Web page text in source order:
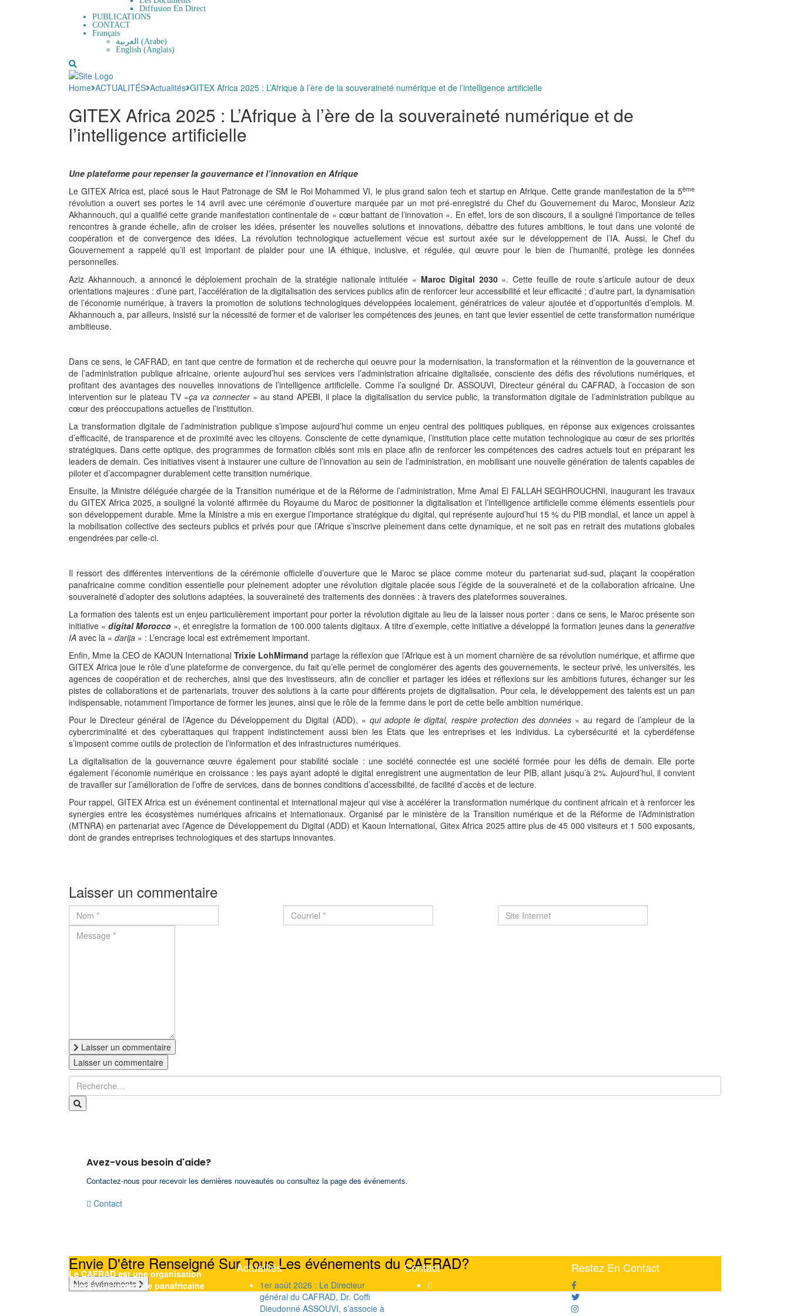
Diffusion En Direct
PUBLICATIONS
CONTACT
Français
العربية (Arabe)
English (Anglais)
Home ACTUALITÉS Actualités GITEX Africa 2025 : L’Afrique à l’ère de la souveraineté numérique et de l’intelligence artificielle
GITEX Africa 2025 : L’Afrique à l’ère de la souveraineté numérique et de
l’intelligence artificielle
Une plateforme pour repenser la gouvernance et l’innovation en Afrique
Le GITEX Africa est, placé sous le Haut Patronage de SM le Roi Mohammed VI, le plus grand salon tech et startup en Afrique. Cette grande manifestation de la 5ème
révolution a ouvert ses portes le 14 avril avec une cérémonie d’ouverture marquée par un mot pré-enregistré du Chef du Gouvernement du Maroc, Monsieur Aziz
Akhannouch, qui a qualifié cette grande manifestation continentale de « cœur battant de l’innovation ». En effet, lors de son discours, il a souligné l’importance de telles
rencontres à grande échelle, afin de croiser les idées, présenter les nouvelles solutions et innovations, débattre des futures ambitions, le tout dans une volonté de
coopération et de convergence des idées. La révolution technologique actuellement vécue est surtout axée sur le développement de l’IA. Aussi, le Chef du
Gouvernement a rappelé qu’il est important de plaider pour une IA éthique, inclusive, et régulée, qui œuvre pour le bien de l’humanité, protège les données
personnelles.
Aziz Akhannouch, a annoncé le déploiement prochain de la stratégie nationale intitulée « Maroc Digital 2030». Cette feuille de route s’articule autour de deux
orientations majeures : d’une part, l’accélération de la digitalisation des services publics afin de renforcer leur accessibilité et leur efficacité ; d’autre part, la dynamisation
de l’économie numérique, à travers la promotion de solutions technologiques développées localement, génératrices de valeur ajoutée et d’opportunités d’emplois. M.
Akhannouch a, par ailleurs, insisté sur la nécessité de former et de valoriser les compétences des jeunes, en tant que levier essentiel de cette transformation numérique
ambitieuse.
Dans ce sens, le CAFRAD, en tant que centre de formation et de recherche qui oeuvre pour la modernisation, la transformation et la réinvention de la gouvernance et
de l’administration publique africaine, oriente aujourd’hui ses services vers l’administration africaine digitalisée, consciente des défis des révolutions numériques, et
profitant des avantages des nouvelles innovations de l’intelligence artificielle. Comme l’a souligné Dr. ASSOUVI, Directeur général du CAFRAD, à l’occasion de son
intervention sur le plateau TV «ça va connecter» au stand APEBI, il place la digitalisation du service public, la transformation digitale de l’administration publique au
cœur des préoccupations actuelles de l’institution.
La transformation digitale de l’administration publique s’impose aujourd’hui comme un enjeu central des politiques publiques, en réponse aux exigences croissantes
d’efficacité, de transparence et de proximité avec les citoyens. Consciente de cette dynamique, l’institution place cette mutation technologique au cœur de ses priorités
stratégiques. Dans cette optique, des programmes de formation ciblés sont mis en place afin de renforcer les compétences des cadres actuels tout en préparant les
leaders de demain. Ces initiatives visent à instaurer une culture de l’innovation au sein de l’administration, en mobilisant une nouvelle génération de talents capables de
piloter et d’accompagner durablement cette transition numérique.
Ensuite, la Ministre déléguée chargée de la Transition numérique et de la Réforme de l’administration, Mme Amal El FALLAH SEGHROUCHNI, inaugurant les travaux
du GITEX Africa 2025, a souligné la volonté affirmée du Royaume du Maroc de positionner la digitalisation et l’intelligence artificielle comme éléments essentiels pour
son développement durable. Mme la Ministre a mis en exergue l’importance stratégique du digital, qui représente aujourd’hui 15 % du PIB mondial, et lance un appel à
la mobilisation collective des secteurs publics et privés pour que l’Afrique s’inscrive pleinement dans cette dynamique, et ne soit pas en retrait des mutations globales
engendrées par celle-ci.
Il ressort des différentes interventions de la cérémonie officielle d’ouverture que le Maroc se place comme moteur du partenariat sud-sud, plaçant la coopération
panafricaine comme condition essentielle pour pleinement adopter une révolution digitale placée sous l’égide de la souveraineté et de la collaboration africaine. Une
souveraineté d’adopter des solutions adaptées, la souveraineté des traitements des données : à travers des plateformes souveraines.
La formation des talents est un enjeu particulièrement important pour porter la révolution digitale au lieu de la laisser nous porter : dans ce sens, le Maroc présente son
initiative «digital Morocco », et enregistre la formation de 100.000 talents digitaux. A titre d’exemple, cette initiative a développé la formation jeunes dans lagenerative
IA avec la « darija » : L’encrage local est extrêmement important.
Enfin, Mme la CEO de KAOUN InternationalTrixie LohMirmand partage la réflexion que l’Afrique est à un moment charnière de sa révolution numérique, et affirme que
GITEX Africa joue le rôle d’une plateforme de convergence, du fait qu’elle permet de conglomérer des agents des gouvernements, le secteur privé, les universités, les
agences de coopération et de recherches, ainsi que des investisseurs, afin de concilier et partager les idées et réflexions sur les ambitions futures, échanger sur les
pistes de collaborations et de partenariats, trouver des solutions à la carte pour différents projets de digitalisation. Pour cela, le développement des talents est un pan
indispensable, notamment l’importance de former les jeunes, ainsi que le rôle de la femme dans le port de cette belle ambition numérique.
Pour le Directeur général de l’Agence du Développement du Digital (ADD), « qui adopte le digital, respire protection des données » au regard de l’ampleur de la
cybercriminalité et des cyberattaques qui frappent indistinctement aussi bien les Etats que les entreprises et les individus. La cybersécurité et la cyberdéfense
s’imposent comme outils de protection de l’information et des infrastructures numériques.
La digitalisation de la gouvernance œuvre également pour stabilité sociale : une société connectée est une société formée pour les défis de demain. Elle porte
également l’économie numérique en croissance : les pays ayant adopté le digital enregistrent une augmentation de leur PIB, allant jusqu’à 2%. Aujourd’hui, il convient
de travailler sur l’amélioration de l’offre de services, dans de bonnes conditions d’accessibilité, de facilité d’accès et de lecture.
Pour rappel, GITEX Africa est un événement continental et international majeur qui vise à accélérer la transformation numérique du continent africain et à renforcer les
synergies entre les écosystèmes numériques africains et internationaux. Organisé par le ministère de la Transition numérique et de la Réforme de l’Administration
(MTNRA) en partenariat avec l’Agence de Développement du Digital (ADD) et Kaoun International, Gitex Africa 2025 attire plus de 45 000 visiteurs et 1 500 exposants,
dont de grandes entreprises technologiques et des startups innovantes.
Laisser un commentaire
Laisser un commentaire
Avez-vous besoin d'aide?
Contactez-nous pour recevoir les dernières nouveautés ou consultez la page des événements.
Contact
Envie D'être Renseigné Sur Tous Les événements du CAFRAD?
Nos événements
Le CAFRAD est une organisation
intergouvenrmentale panafricaine
Actualités
1er août 2026 : Le Directeur
général du CAFRAD, Dr. Coffi
Dieudonné ASSOUVI, s’associe à
Contact Restez En Contact